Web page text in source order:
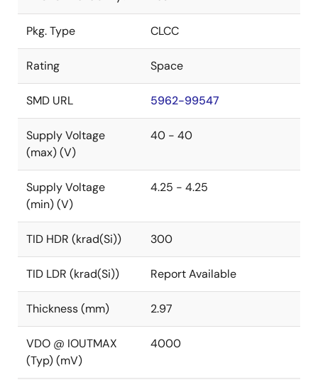
Pkg. Type CLCC
Rating Space
SMD URL 5962-99547
Supply Voltage
(max) (V)
40 - 40
Supply Voltage
(min) (V)
4.25 - 4.25
TID HDR (krad(Si)) 300
TID LDR (krad(Si)) Report Available
Thickness (mm) 2.97
VDO @ IOUTMAX
(Typ) (mV)
4000